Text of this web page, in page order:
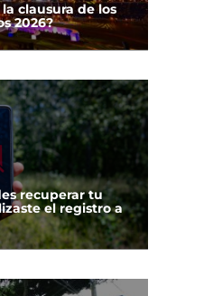
clausura de los
2026?
recuperar tu
el registro a